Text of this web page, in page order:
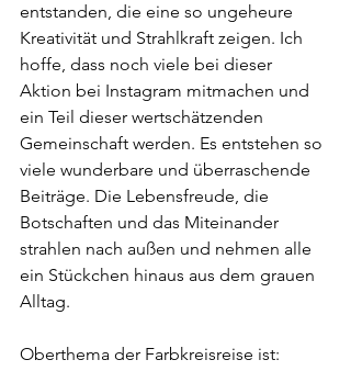
entstanden, die eine so ungeheure
Kreativität und Strahlkraft zeigen. Ich
hoffe, dass noch viele bei dieser
Aktion bei Instagram mitmachen und
ein Teil dieser wertschätzenden
Gemeinschaft werden. Es entstehen so
viele wunderbare und überraschende
Beiträge. Die Lebensfreude, die
Botschaften und das Miteinander
strahlen nach außen und nehmen alle
ein Stückchen hinaus aus dem grauen
Alltag.
Oberthema der Farbkreisreise ist: